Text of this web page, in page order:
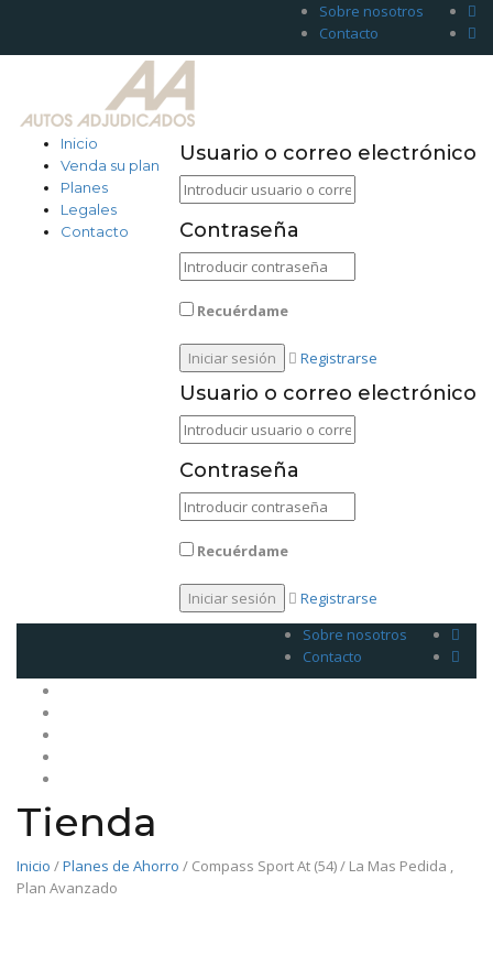
Sobre nosotros
Contacto
Usuario o correo electrónico
Contraseña
Recuérdame
Registrarse
Usuario o correo electrónico
Contraseña
Recuérdame
Registrarse
Inicio
Venda su plan
Planes
Legales
Contacto
Sobre nosotros
Contacto
Tienda
Inicio /Planes de Ahorro / Compass Sport At (54) / La Mas Pedida ,
Plan Avanzado